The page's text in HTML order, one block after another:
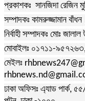
প্রকাশকঃ সানজিদা রেজিন
সম্পাদকঃ কামরুজ্জামান
নির্বাহী সম্পাদকঃ মোঃ
মোবাইলঃ ০১৭১১-
মেইলঃ
ঢাকা অফিসঃ এ্যাড পার্ক,